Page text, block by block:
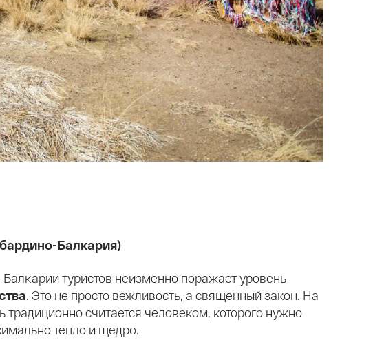
Балкария)
туристов неизменно поражает уровень
. Это не просто вежливость, а священный закон. На
традиционно считается человеком, которого нужно
тепло и щедро.